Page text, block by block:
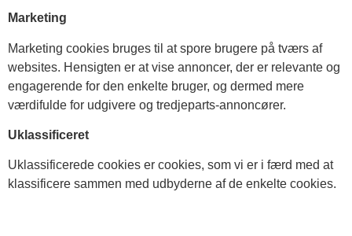
Marketing
Marketing cookies bruges til at spore brugere på tværs af
websites. Hensigten er at vise annoncer, der er relevante og
engagerende for den enkelte bruger, og dermed mere
værdifulde for udgivere og tredjeparts-annoncører.
Uklassificeret
Uklassificerede cookies er cookies, som vi er i færd med at
klassificere sammen med udbyderne af de enkelte cookies.